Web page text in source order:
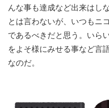
んな事も達成など出来はし
とは言わないが、いつもニ
であるべきだと思う。いら
をよそ様にみせる事など言
なのだ。